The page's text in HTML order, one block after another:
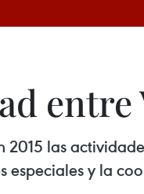
entre
las
y la